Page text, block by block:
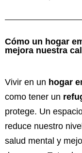
Cómo un hogar
mejora nuestra
Vivir en un hogar
como tener un
protege. Un
reduce nuestro
salud mental y